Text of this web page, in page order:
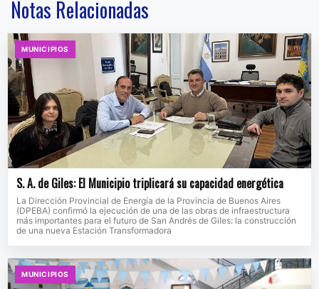
Notas Relacionadas
MUNICIPIOS
S. A. de Giles: El Municipio triplicará su capacidad energética
La Dirección Provincial de Energía de la Provincia de Buenos Aires
(DPEBA) confirmó la ejecución de una de las obras de infraestructura
más importantes para el futuro de San Andrés de Giles: la construcción
de una nueva Estación Transformadora
MUNICIPIOS